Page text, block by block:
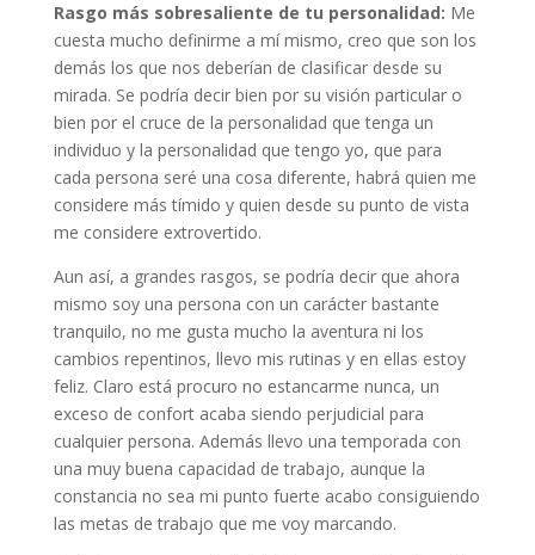
Rasgo más sobresaliente de tu personalidad: Me
cuesta mucho definirme a mí mismo, creo que son los
demás los que nos deberían de clasificar desde su
mirada. Se podría decir bien por su visión particular o
bien por el cruce de la personalidad que tenga un
individuo y la personalidad que tengo yo, que para
cada persona seré una cosa diferente, habrá quien me
considere más tímido y quien desde su punto de vista
me considere extrovertido.
Aun así, a grandes rasgos, se podría decir que ahora
mismo soy una persona con un carácter bastante
tranquilo, no me gusta mucho la aventura ni los
cambios repentinos, llevo mis rutinas y en ellas estoy
feliz. Claro está procuro no estancarme nunca, un
exceso de confort acaba siendo perjudicial para
cualquier persona. Además llevo una temporada con
una muy buena capacidad de trabajo, aunque la
constancia no sea mi punto fuerte acabo consiguiendo
las metas de trabajo que me voy marcando.